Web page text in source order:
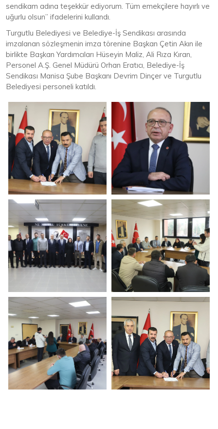
sendikam adına teşekkür ediyorum. Tüm emekçilere hayırlı ve
uğurlu olsun” ifadelerini kullandı.
Turgutlu Belediyesi ve Belediye-İş Sendikası arasında
imzalanan sözleşmenin imza törenine Başkan Çetin Akın ile
birlikte Başkan Yardımcıları Hüseyin Maliz, Ali Rıza Kıran,
Personel A.Ş. Genel Müdürü Orhan Eratıcı, Belediye-İş
Sendikası Manisa Şube Başkanı Devrim Dinçer ve Turgutlu
Belediyesi personeli katıldı.